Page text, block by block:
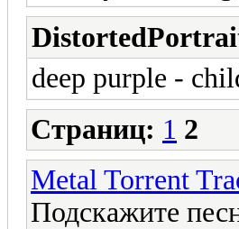
deep purple -
Страниц: 1 2
Metal Torrent
Подскажите